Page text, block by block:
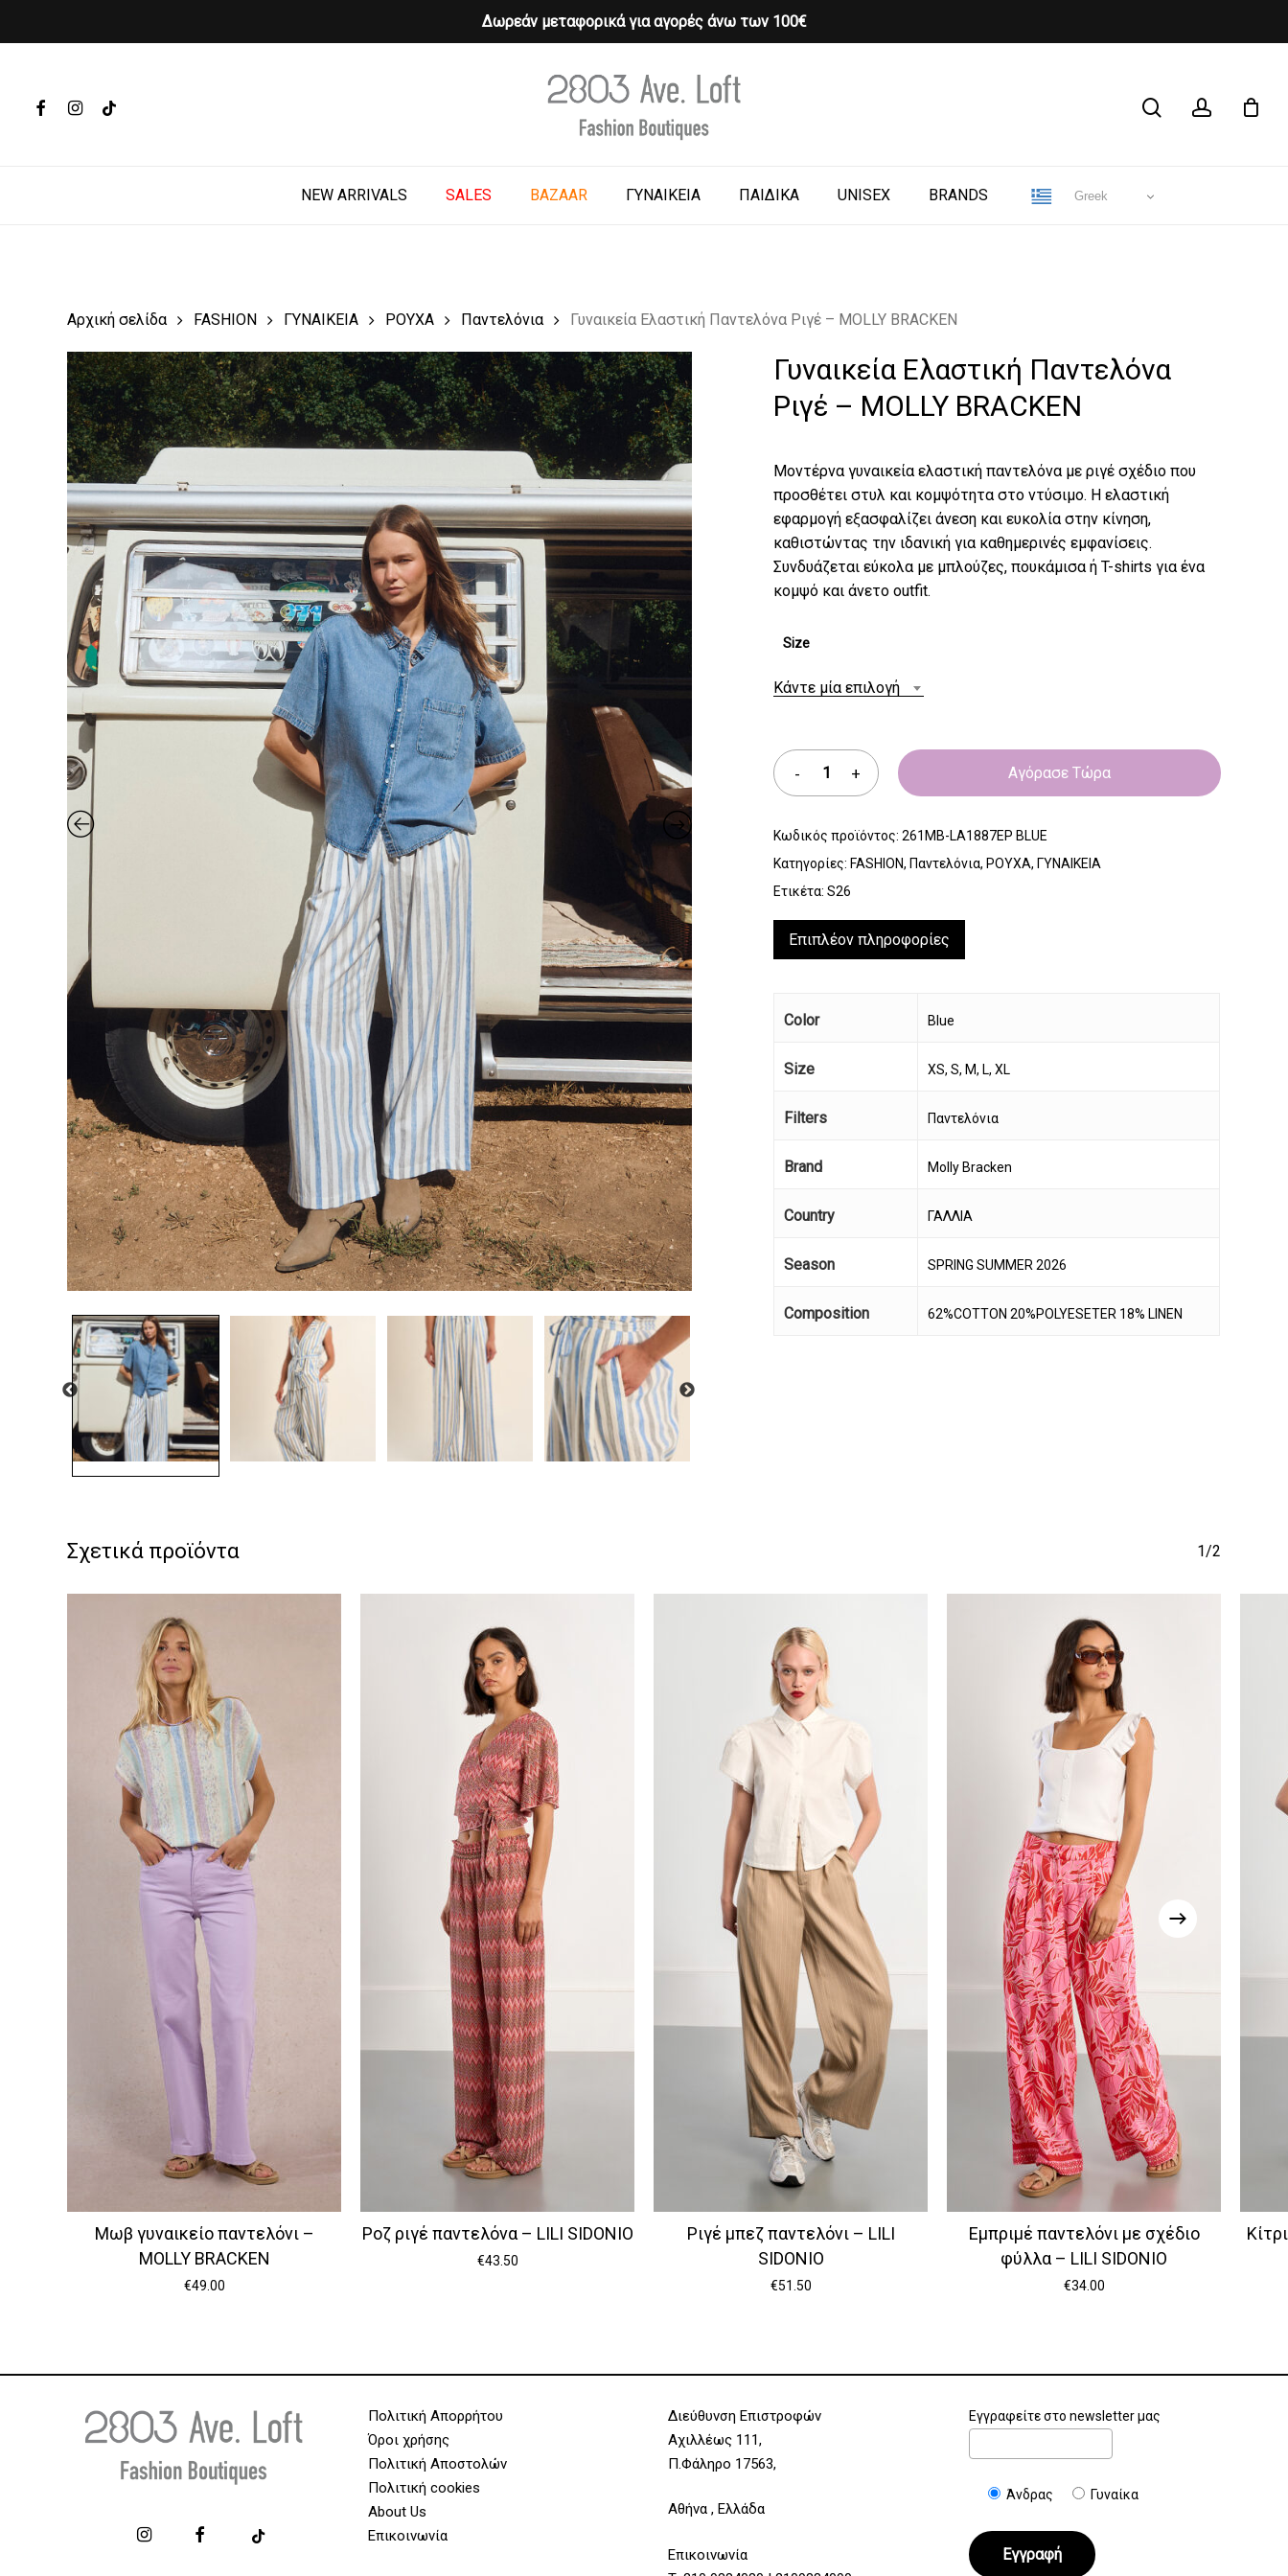
Δωρεάν μεταφορικά για αγορές άνω των 100€
Hit enter to search or ESC to close
FACEBOOKINSTAGRAM
TIKTOK
NEW ARRIVALS SALES BAZAAR ΓΥΝΑΙΚΕΙΑ ΠΑΙΔΙΚΑ UNISEX BRANDS Greek
Cart CLOSE
Αρχική σελίδα FASHION ΓΥΝΑΙΚΕΙΑ ΡΟΥΧΑ Παντελόνια Γυναικεία Ελαστική Παντελόνα Ριγέ – MOLLY BRACKEN
Γυναικεία Ελαστική Παντελόνα
Ριγέ – MOLLY BRACKEN
Μοντέρνα γυναικεία ελαστική παντελόνα με ριγέ σχέδιο που
προσθέτει στυλ και κομψότητα στο ντύσιμο. Η ελαστική
εφαρμογή εξασφαλίζει άνεση και ευκολία στην κίνηση,
καθιστώντας την ιδανική για καθημερινές εμφανίσεις.
Συνδυάζεται εύκολα με μπλούζες, πουκάμισα ή T-shirts για ένα
κομψό και άνετο outfit.
Size
Κάντε μία επιλογή
Αγόρασε Τώρα
Κωδικός προϊόντος:261MB-LA1887EP BLUE
Κατηγορίες: FASHION, Παντελόνια, ΡΟΥΧΑ, ΓΥΝΑΙΚΕΙΑ
Ετικέτα:S26
Επιπλέον πληροφορίες
Color Blue
Size XS, S, M, L, XL
Filters Παντελόνια
Brand Molly Bracken
Country ΓΑΛΛΙΑ
Season SPRING SUMMER 2026
Composition 62%COTTON 20%POLYESETER 18% LINEN
Σχετικά προϊόντα 1/2
Μωβ γυναικείο παντελόνι –
MOLLY BRACKEN
€49.00
Ροζ ριγέ παντελόνα – LILI SIDONIO
€43.50
Ριγέ μπεζ παντελόνι – LILI
SIDONIO
€51.50
Εμπριμέ παντελόνι με σχέδιο
φύλλα – LILI SIDONIO
€34.00
Πολιτική Απορρήτου
Όροι χρήσης
Πολιτική Αποστολών
Πολιτική cookies
About Us
Επικοινωνία
Διεύθυνση Επιστροφών
Αχιλλέως 111,
Π.Φάληρο 17563,
Αθήνα , Ελλάδα
Επικοινωνία
Εγγραφείτε στο newsletter μας
Άνδρας Γυναίκα